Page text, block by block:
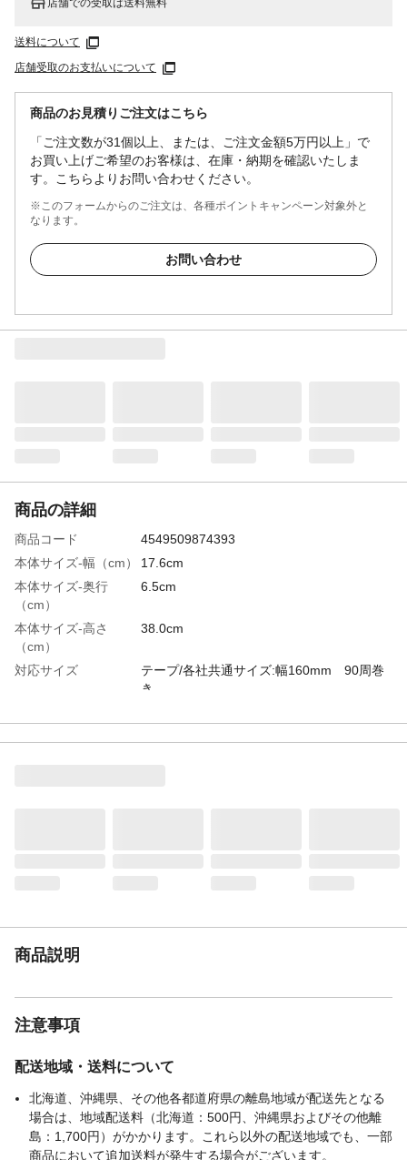
店舗での受取は送料無料
送料について
店舗受取のお支払いについて
商品のお見積りご注文はこちら
「ご注文数が31個以上、または、ご注文金額5万円以上」で
お買い上げご希望のお客様は、在庫・納期を確認いたしま
す。こちらよりお問い合わせください。
※このフォームからのご注文は、各種ポイントキャンペーン対象外と
なります。
お問い合わせ
商品の詳細
商品コード
4549509874393
本体サイズ-幅（cm）
17.6cm
本体サイズ-奥行
（cm）
6.5cm
本体サイズ-高さ
（cm）
38.0cm
対応サイズ
テープ/各社共通サイズ:幅160mm 90周巻
き
材質・素材
●本体/鋼線、ABS、TPE ●テープ/粘着加工
重量
約）270ｇ
商品説明
注意事項
配送地域・送料について
北海道、沖縄県、その他各都道府県の離島地域が配送先となる
場合は、地域配送料（北海道：500円、沖縄県およびその他離
島：1,700円）がかかります。これら以外の配送地域でも、一部
商品において追加送料が発生する場合がございます。